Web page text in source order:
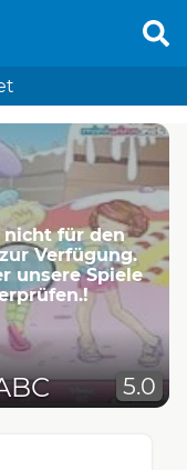
nicht für den
Verfügung.
unsere Spiele
5.0